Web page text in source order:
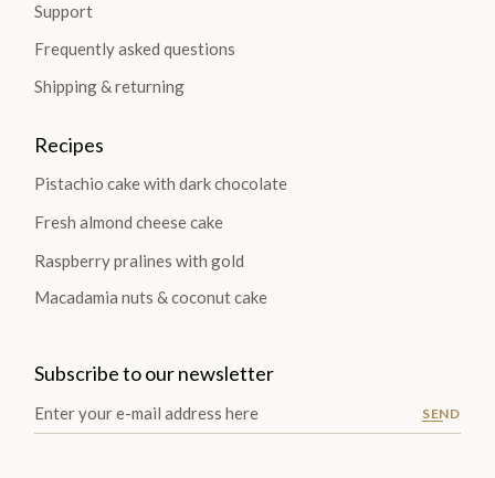
Support
Frequently asked questions
Shipping & returning
Recipes
Pistachio cake with dark chocolate
Fresh almond cheese cake
Raspberry pralines with gold
Macadamia nuts & coconut cake
Subscribe to our newsletter
SEND